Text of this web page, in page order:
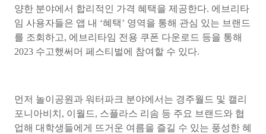
양한 분야에서 합리적인 가격 혜택을 제공한다. 에브리타
임 사용자들은 앱 내 ‘혜택’ 영역을 통해 관심 있는 브랜드
를 조회하고, 에브리타임 전용 쿠폰 다운로드 등을 통해
2023 수고했써머 페스티벌에 참여할 수 있다.
먼저 놀이공원과 워터파크 분야에서는 경주월드 및 캘리
포니아비치, 이월드, 스플라스 리솜 등 주요 브랜드와 협
업해 대학생들에게 뜨거운 여름을 즐길 수 있는 풍성한 혜